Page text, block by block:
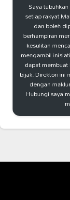
Saya
setiap rakyat
dan boleh
berhampiran
kesulitan
mengambil
dapat
bijak. Direktori ini
dengan
Hubungi saya